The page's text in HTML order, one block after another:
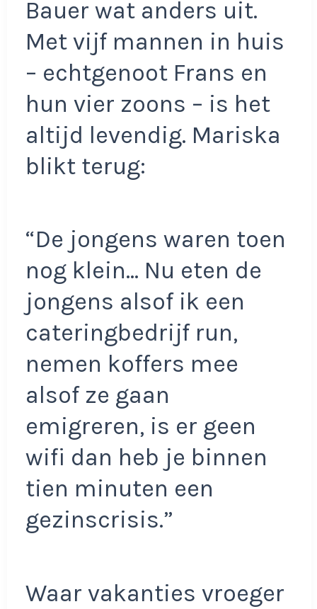
Bauer wat anders uit.
Met vijf mannen in huis
– echtgenoot Frans en
hun vier zoons – is het
altijd levendig. Mariska
blikt terug:
“De jongens waren toen
nog klein… Nu eten de
jongens alsof ik een
cateringbedrijf run,
nemen koffers mee
alsof ze gaan
emigreren, is er geen
wifi dan heb je binnen
tien minuten een
gezinscrisis.”
Waar vakanties vroeger